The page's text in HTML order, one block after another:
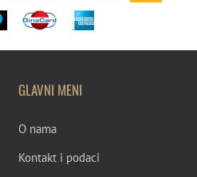
GLAVNI MENI
O nama
Kontakt i podaci